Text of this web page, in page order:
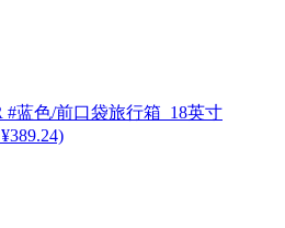
#蓝色/前口袋旅行箱_18英寸